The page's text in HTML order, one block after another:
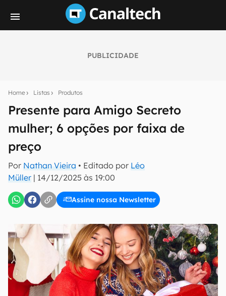
PUBLICIDADE
Home Listas Produtos
Presente para Amigo Secreto
mulher; 6 opções por faixa de
preço
Por Nathan Vieira • Editado por Léo
Müller | 14/12/2025 às 19:00
Assine nossa Newsletter
notícias e reviews sobre tecnologia em primeira
E-mail
inscreva-se
Confirmo que li, aceito e concordo com os Termos de
Uso e Política de Privacidade do Canaltech.